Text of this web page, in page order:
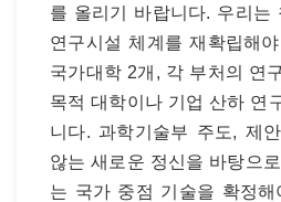
를 올리기 바랍니다. 우리는
연구시설 체계를 재확립해
국가대학 2개, 각 부처의 연
목적 대학이나 기업 산하 연
니다. 과학기술부 주도, 제
않는 새로운 정신을 바탕으
는 국가 중점 기술을 확정